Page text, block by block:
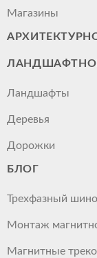
Магазины
Ландшафты
Деревья
Дорожки
БЛОГ
Трехфазный
Монтаж
Магнитные